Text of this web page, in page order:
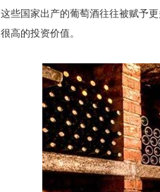
这些国家出产的葡萄酒往往被赋予
很高的投资价值。